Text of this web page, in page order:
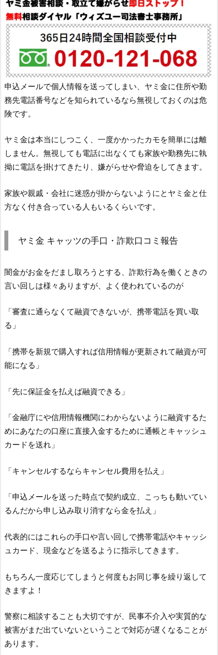
申込メールで個人情報を送ってしまい、ヤミ金に住所や勤
務先電話番号などを知られているなら無視しておくのは危
険です。
ヤミ金は本当にしつこく、一度かかったカモを簡単には離
しません。無視しても電話に出なくても家族や勤務先に執
拗に電話を掛けてきたり、嫌がらせや脅迫をしてきます。
家族や親戚・会社に迷惑が掛からないようにとヤミ金と仕
方なく付き合っている人もいるくらいです。
ヤミ金 キャッツの手口・詐欺口コミ報告
闇金がお金をだまし取ろうとする、詐欺行為を働くときの
言い回しは様々ありますが、よく使われているのが
「審査に通らなくて融資できないが、携帯電話を買い取
る」
「携帯を新規で購入すれば信用情報が更新されて融資が可
能になる」
「先に保証金を払えば融資できる」
「金融庁にや信用情報機関にわからないように融資するた
めにあなたの口座に直接入金するために通帳とキャッシュ
カードを送れ」
「キャンセルするならキャンセル費用を払え」
「申込メールを送った時点で契約成立、こっちも動いてい
るんだから申し込み取り消すなら金を払え」
代表的にはこれらの手口や言い回しで携帯電話やキャッシ
ュカード、現金などを送るように指示してきます。
もちろん一度応じてしまうと何度もお同じ事を繰り返して
きますよ！
警察に相談することも大切ですが、民事不介入や実質的な
被害がまだ出ていないということで対応が遅くなることが
あります。